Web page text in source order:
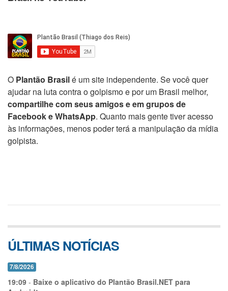
O Plantão Brasilé um site independente. Se você quer
ajudar na luta contra o golpismo e por um Brasil melhor,
compartilhe com seus amigos e em grupos de
Facebook e WhatsApp. Quanto mais gente tiver acesso
às informações, menos poder terá a manipulação da mídia
golpista.
ÚLTIMAS NOTÍCIAS
7/8/2026
19:09 - Baixe o aplicativo do Plantão Brasil.NET para